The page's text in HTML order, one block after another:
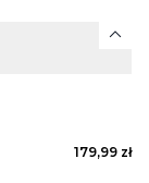
expand_more
179,99 zł